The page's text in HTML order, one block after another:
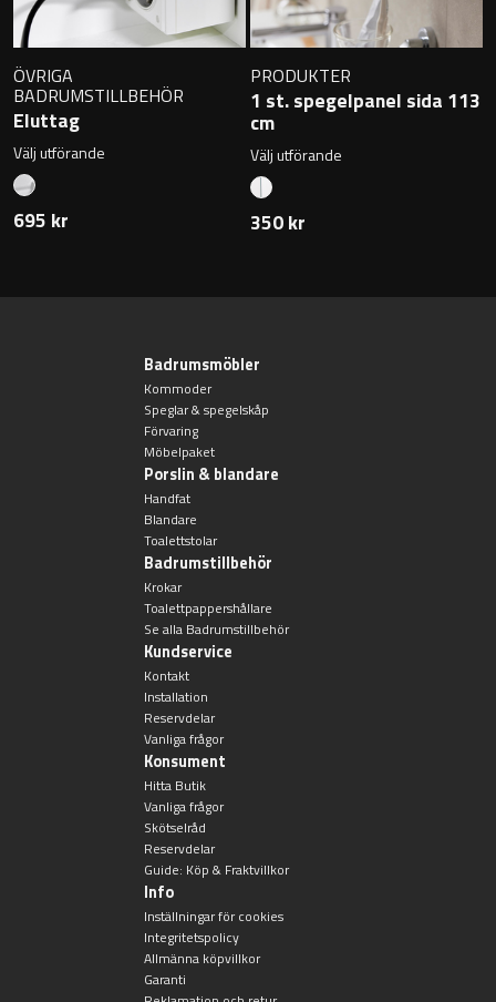
ÖVRIGA
BADRUMSTILLBEHÖR
Eluttag
Välj utförande
695 kr
PRODUKTER
1 st. spegelpanel sida 113
cm
Välj utförande
350 kr
Badrumsmöbler
Kommoder
Speglar & spegelskåp
Förvaring
Möbelpaket
Porslin & blandare
Handfat
Blandare
Toalettstolar
Badrumstillbehör
Krokar
Toalettpappershållare
Se alla Badrumstillbehör
Kundservice
Kontakt
Installation
Reservdelar
Vanliga frågor
Konsument
Hitta Butik
Vanliga frågor
Skötselråd
Reservdelar
Guide: Köp & Fraktvillkor
Info
Inställningar för cookies
Integritetspolicy
Allmänna köpvillkor
Garanti